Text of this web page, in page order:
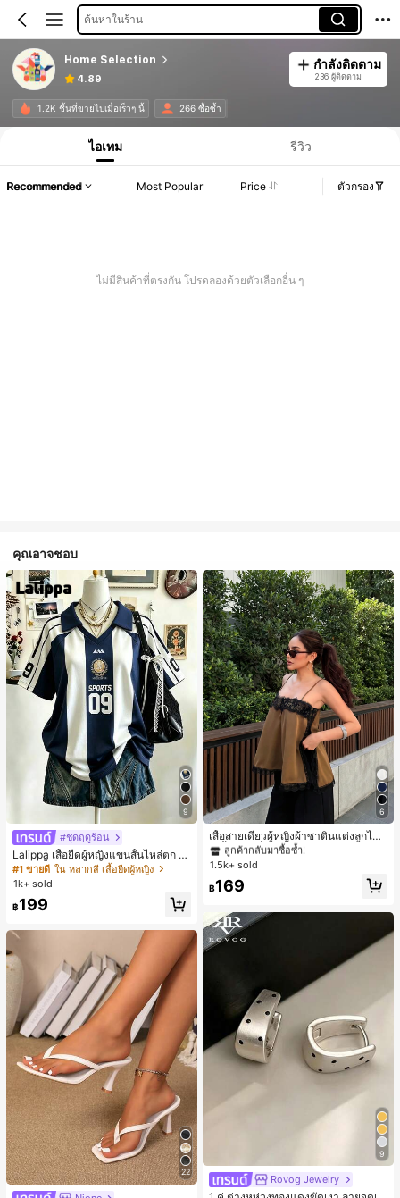
ค้นหาในร้าน
Home Selection
4.89
กำลังติดตาม
236 ผู้ติดตาม
1.2K ชิ้นที่ขายไปเมื่อเร็วๆ นี้ 266 ซื้อซ้ำ
ไอเทม รีวิว
Recommended Most Popular Price ตัวกรอง
ไม่มีสินค้าที่ตรงกัน โปรดลองด้วยตัวเลือกอื่น ๆ
คุณอาจชอบ
9
#ชุดฤดูร้อน
Lalippa เสื้อยืดผู้หญิงแขนสั้นไหล่ตก ค
อวีปกเสื้อ ลายพิมพ์ดิจิทัลลายทาง สไตล์
สปอร์ตแฟชั่นมินิมอล ของขวัญสำหรับเ
#1 ขายดี ใน หลากสี เสื้อยืดผู้หญิง
1k+ sold
฿199
22
6
เสื้อสายเดี่ยวผู้หญิงผ้าซาตินแต่งลูกไม้
- เสื้อสายเดี่ยวฤดูร้อนสีคากีมีรอยผ่าด้า
นข้างที่น่าดึงดูดแบบสบายๆ
#1 ขายดี
ใน สีกากี เสื้อสตรี เสื้อเบลาส์ & Tee
ลูกค้ากลับมาซื้อซ้ำ!
#1 ขายดี
ลูกค้ากลับมาซื้อซ้ำ!
#1 ขายดี
ลูกค้ากลับมาซื้อซ้ำ!
#1 ขายดี
ใน สีกากี เสื้อสตรี เสื้อเบลาส์ & Tee
1.5k+ sold
฿169
9
Rovog Jewelry